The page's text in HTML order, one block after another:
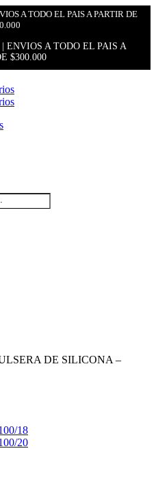
A TODO EL PAIS A PARTIR DE
ENVIOS A TODO EL PAIS A
$300.000
DE SILICONA –
18
20